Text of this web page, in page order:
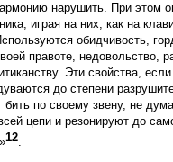
нарушить. При этом
играя на них, как на
обидчивость,
правоте, недовольство,
Эти свойства,
до степени
бить по своему звену, не
цепи и резонируют до
12.